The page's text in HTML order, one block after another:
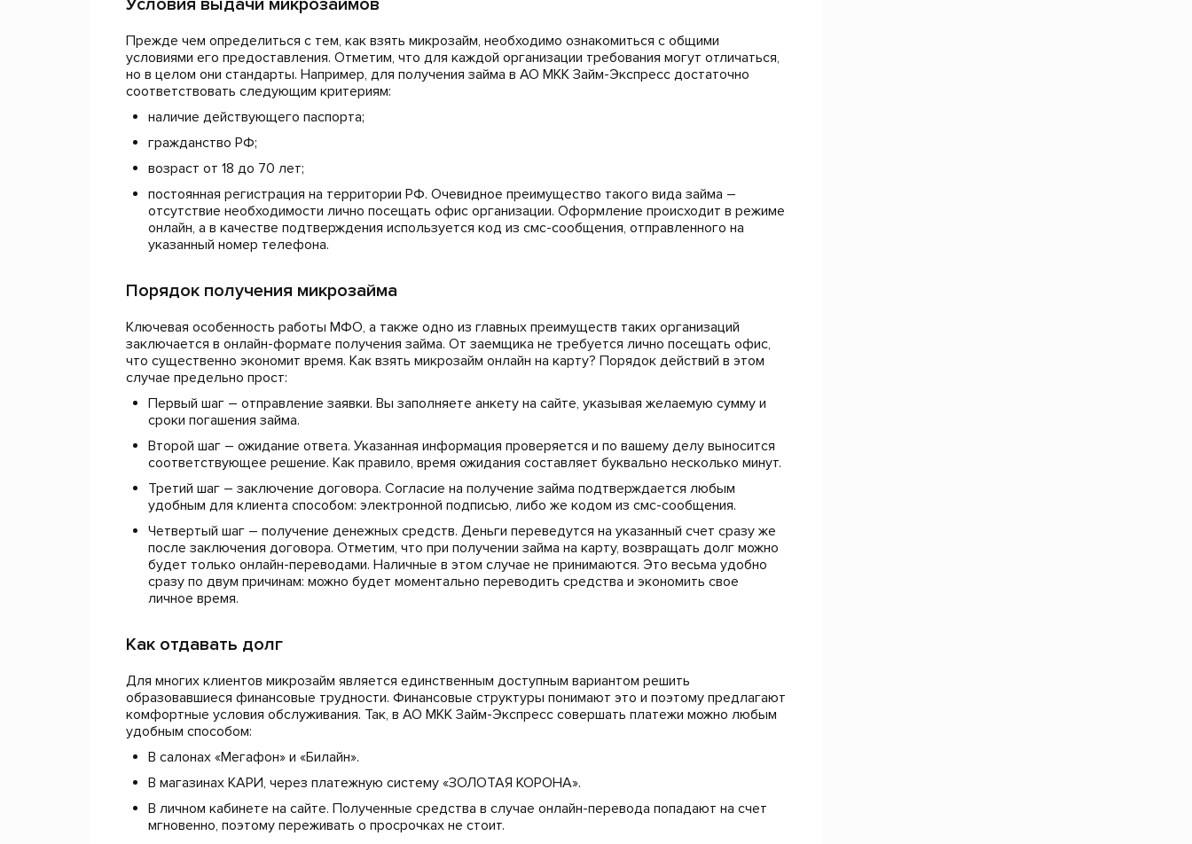
Прежде чем определиться с тем, как взять микрозайм, необходимо ознакомиться с общими
условиями его предоставления. Отметим, что для каждой организации требования могут отличаться,
но в целом они стандарты. Например, для получения займа в АО МКК Займ-Экспресс достаточно
соответствовать следующим критериям:
наличие действующего паспорта;
гражданство РФ;
возраст от 18 до 70 лет;
постоянная регистрация на территории РФ. Очевидное преимущество такого вида займа –
отсутствие необходимости лично посещать офис организации. Оформление происходит в режиме
онлайн, а в качестве подтверждения используется код из смс-сообщения, отправленного на
указанный номер телефона.
Порядок получения микрозайма
Ключевая особенность работы МФО, а также одно из главных преимуществ таких организаций
заключается в онлайн-формате получения займа. От заемщика не требуется лично посещать офис,
что существенно экономит время. Как взять микрозайм онлайн на карту? Порядок действий в этом
случае предельно прост:
Первый шаг – отправление заявки. Вы заполняете анкету на сайте, указывая желаемую сумму и
сроки погашения займа.
Второй шаг – ожидание ответа. Указанная информация проверяется и по вашему делу выносится
соответствующее решение. Как правило, время ожидания составляет буквально несколько минут.
Третий шаг – заключение договора. Согласие на получение займа подтверждается любым
удобным для клиента способом: электронной подписью, либо же кодом из смс-сообщения.
Четвертый шаг – получение денежных средств. Деньги переведутся на указанный счет сразу же
после заключения договора. Отметим, что при получении займа на карту, возвращать долг можно
будет только онлайн-переводами. Наличные в этом случае не принимаются. Это весьма удобно
сразу по двум причинам: можно будет моментально переводить средства и экономить свое
личное время.
Как отдавать долг
Для многих клиентов микрозайм является единственным доступным вариантом решить
образовавшиеся финансовые трудности. Финансовые структуры понимают это и поэтому предлагают
комфортные условия обслуживания. Так, в АО МКК Займ-Экспресс совершать платежи можно любым
удобным способом:
В салонах «Мегафон» и «Билайн».
В магазинах КАРИ, через платежную систему «ЗОЛОТАЯ КОРОНА».
В личном кабинете на сайте. Полученные средства в случае онлайн-перевода попадают на счет
мгновенно, поэтому переживать о просрочках не стоит.